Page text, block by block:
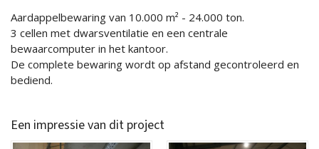
Aardappelbewaring van 10.000 m² - 24.000 ton.
3 cellen met dwarsventilatie en een centrale
bewaarcomputer in het kantoor.
De complete bewaring wordt op afstand gecontroleerd en
bediend.
Een impressie van dit project